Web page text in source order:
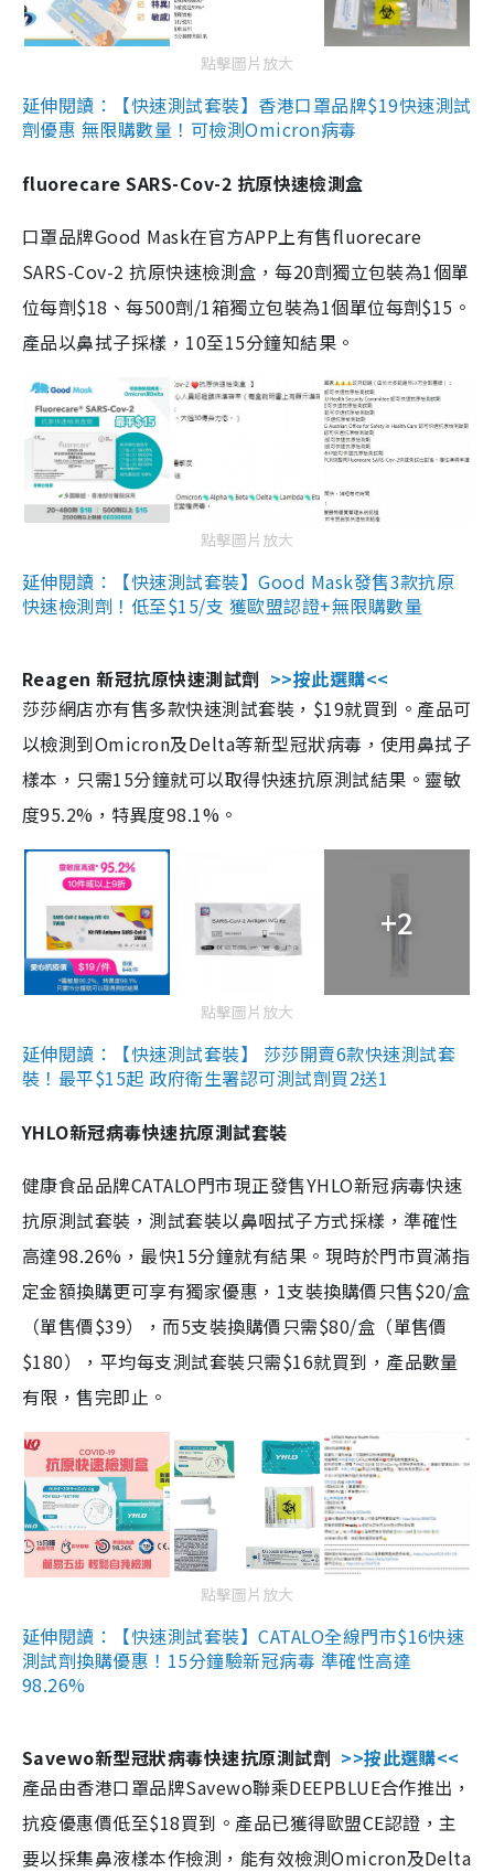
點擊圖片放大
延伸閱讀：【快速測試套裝】香港口罩品牌$19快速測試
劑優惠 無限購數量！可檢測Omicron病毒
fluorecare SARS-Cov-2 抗原快速檢測盒
口罩品牌Good Mask在官方APP上有售fluorecare
SARS-Cov-2 抗原快速檢測盒，每20劑獨立包裝為1個單
位每劑$18、每500劑/1箱獨立包裝為1個單位每劑$15。
產品以鼻拭子採樣，10至15分鐘知結果。
點擊圖片放大
延伸閱讀：【快速測試套裝】Good Mask發售3款抗原
快速檢測劑！低至$15/支 獲歐盟認證+無限購數量
Reagen 新冠抗原快速測試劑 >>按此選購<<
莎莎網店亦有售多款快速測試套裝，$19就買到。產品可
以檢測到Omicron及Delta等新型冠狀病毒，使用鼻拭子
樣本，只需15分鐘就可以取得快速抗原測試結果。靈敏
度95.2%，特異度98.1%。
+2
點擊圖片放大
延伸閱讀：【快速測試套裝】 莎莎開賣6款快速測試套
裝！最平$15起 政府衛生署認可測試劑買2送1
YHLO新冠病毒快速抗原測試套裝
健康食品品牌CATALO門市現正發售YHLO新冠病毒快速
抗原測試套裝，測試套裝以鼻咽拭子方式採樣，準確性
高達98.26%，最快15分鐘就有結果。現時於門市買滿指
定金額換購更可享有獨家優惠，1支裝換購價只售$20/盒
（單售價$39），而5支裝換購價只需$80/盒（單售價
$180），平均每支測試套裝只需$16就買到，產品數量
有限，售完即止。
點擊圖片放大
延伸閱讀：【快速測試套裝】CATALO全線門市$16快速
測試劑換購優惠！15分鐘驗新冠病毒 準確性高達
98.26%
Savewo新型冠狀病毒快速抗原測試劑 >>按此選購<<
產品由香港口罩品牌Savewo聯乘DEEPBLUE合作推出，
抗疫優惠價低至$18買到。產品已獲得歐盟CE認證，主
要以採集鼻液樣本作檢測，能有效檢測Omicron及Delta